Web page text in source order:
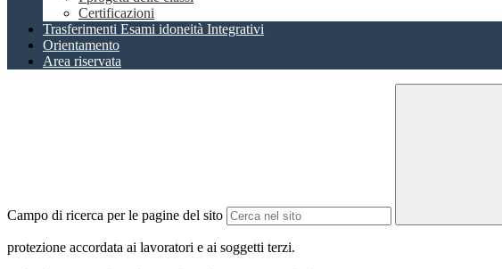
Certificazioni
Trasferimenti Esami idoneità Integrativi
Orientamento
Area riservata
Campo di ricerca per le pagine del sito
protezione accordata ai lavoratori e ai soggetti terzi.